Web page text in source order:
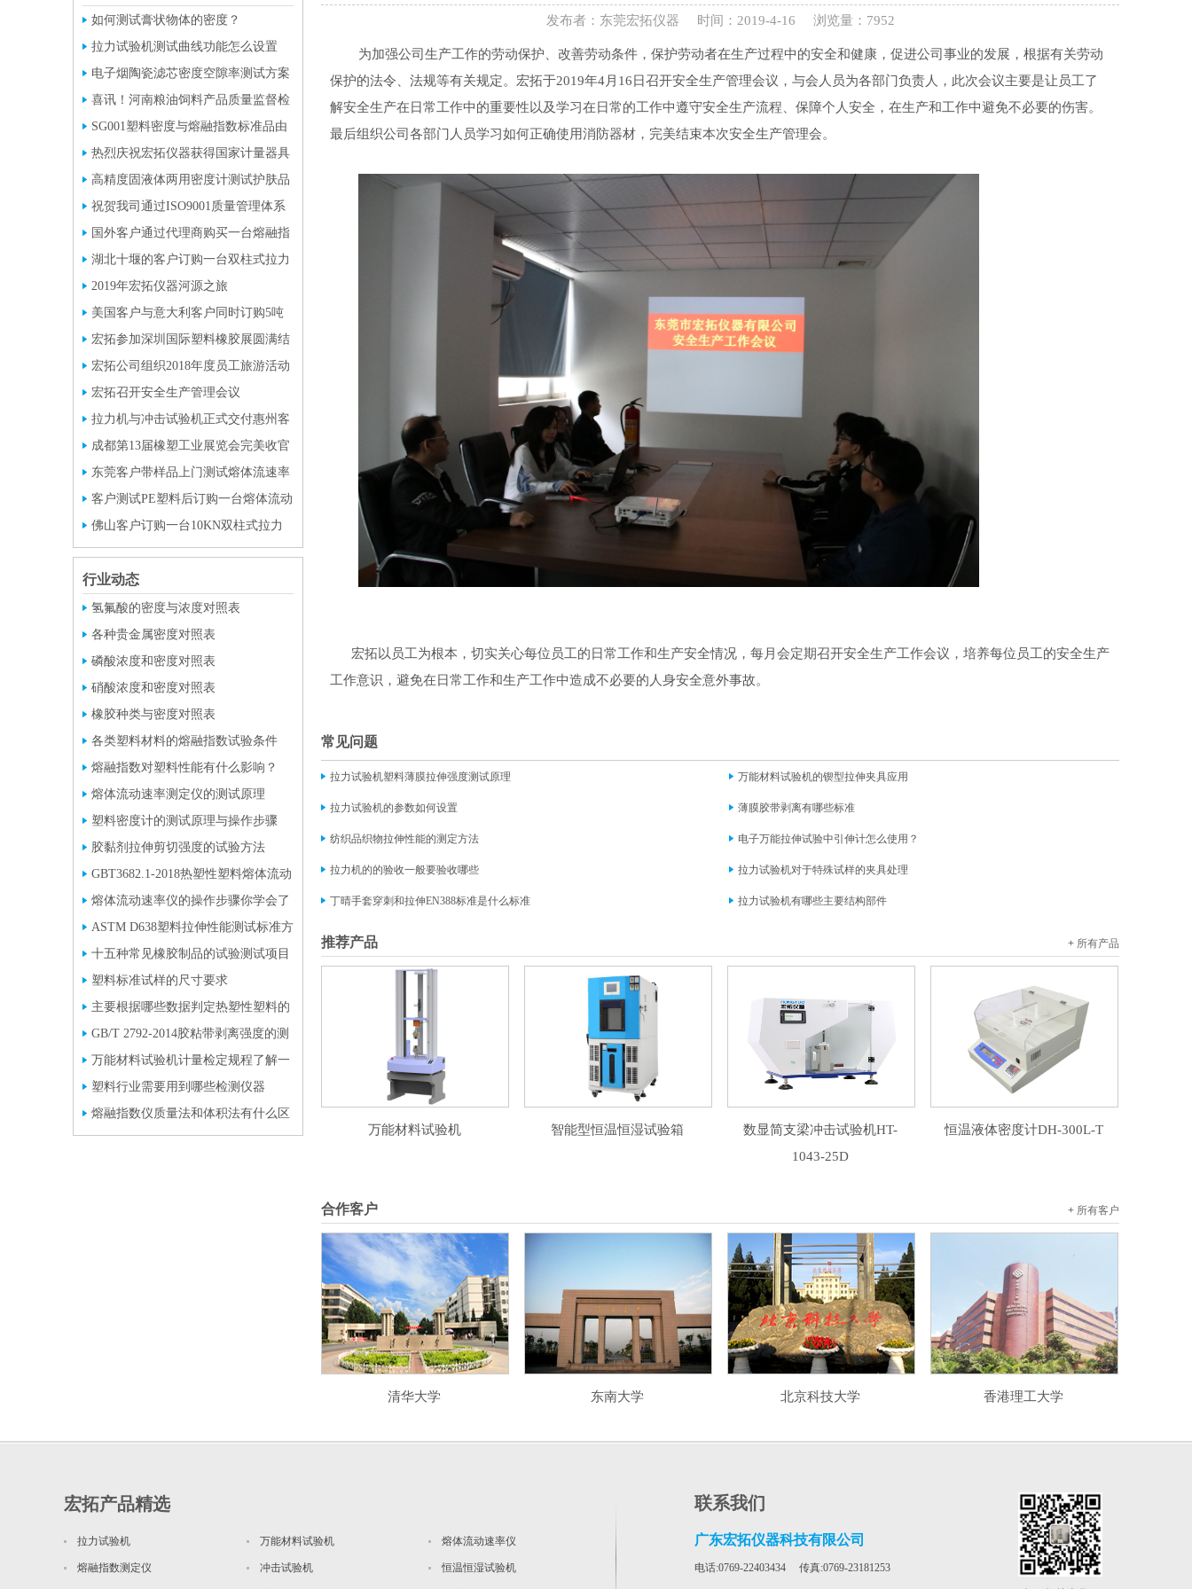
发布者：东莞宏拓仪器 时间：2019-4-16 浏览量：7952
为加强公司生产工作的劳动保护、改善劳动条件，保护劳动者在生产过程中的安全和健康，促进公司事业的发展，根据有关劳动
保护的法令、法规等有关规定。宏拓于2019年4月16日召开安全生产管理会议，与会人员为各部门负责人，此次会议主要是让员工了
解安全生产在日常工作中的重要性以及学习在日常的工作中遵守安全生产流程、保障个人安全，在生产和工作中避免不必要的伤害。
最后组织公司各部门人员学习如何正确使用消防器材，完美结束本次安全生产管理会。
宏拓以员工为根本，切实关心每位员工的日常工作和生产安全情况，每月会定期召开安全生产工作会议，培养每位员工的安全生产
工作意识，避免在日常工作和生产工作中造成不必要的人身安全意外事故。
常见问题
拉力试验机塑料薄膜拉伸强度测试原理 万能材料试验机的锲型拉伸夹具应用
拉力试验机的参数如何设置 薄膜胶带剥离有哪些标准
纺织品织物拉伸性能的测定方法 电子万能拉伸试验中引伸计怎么使用？
拉力机的的验收一般要验收哪些 拉力试验机对于特殊试样的夹具处理
丁晴手套穿刺和拉伸EN388标准是什么标准 拉力试验机有哪些主要结构部件
推荐产品 + 所有产品
万能材料试验机 智能型恒温恒湿试验箱
数显简支梁冲击试验机HT-
1043-25D
恒温液体密度计DH-300L-T
合作客户 + 所有客户
清华大学 东南大学 北京科技大学 香港理工大学
如何测试膏状物体的密度？
拉力试验机测试曲线功能怎么设置
电子烟陶瓷滤芯密度空隙率测试方案
喜讯！河南粮油饲料产品质量监督检
验中心采购一批液体密度计
SG001塑料密度与熔融指数标准品由
宏拓独家研发成功
热烈庆祝宏拓仪器获得国家计量器具
型式批准证书
高精度固液体两用密度计测试护肤品
的密度，效果看得见。
祝贺我司通过ISO9001质量管理体系
认证并获取证书
国外客户通过代理商购买一台熔融指
数测定仪
湖北十堰的客户订购一台双柱式拉力
试验机
2019年宏拓仪器河源之旅
美国客户与意大利客户同时订购5吨
双柱拉力试验机
宏拓参加深圳国际塑料橡胶展圆满结
束宏拓公司组织2018年度员工旅游活动
宏拓召开安全生产管理会议
拉力机与冲击试验机正式交付惠州客
户使用
成都第13届橡塑工业展览会完美收官
东莞客户带样品上门测试熔体流速率
与密度
客户测试PE塑料后订购一台熔体流动
速率仪与密度计
佛山客户订购一台10KN双柱式拉力
试验机
行业动态
氢氟酸的密度与浓度对照表
各种贵金属密度对照表
磷酸浓度和密度对照表
硝酸浓度和密度对照表
橡胶种类与密度对照表
各类塑料材料的熔融指数试验条件
熔融指数对塑料性能有什么影响？
熔体流动速率测定仪的测试原理
塑料密度计的测试原理与操作步骤
胶黏剂拉伸剪切强度的试验方法
GBT3682.1-2018热塑性塑料熔体流动
速率标准方法
熔体流动速率仪的操作步骤你学会了
吗?ASTM D638塑料拉伸性能测试标准方
法十五种常见橡胶制品的试验测试项目
和标准介绍
塑料标准试样的尺寸要求
主要根据哪些数据判定热塑性塑料的
流动性好坏？
GB/T 2792-2014胶粘带剥离强度的测
试方法
万能材料试验机计量检定规程了解一
下塑料行业需要用到哪些检测仪器
熔融指数仪质量法和体积法有什么区
别？
宏拓产品精选
拉力试验机 万能材料试验机 熔体流动速率仪
熔融指数测定仪 冲击试验机 恒温恒湿试验机
联系我们
广东宏拓仪器科技有限公司
电话:0769-22403434 传真:0769-23181253